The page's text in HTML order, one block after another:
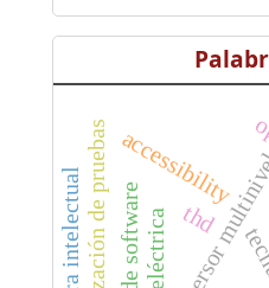
inversor
thd
accessibility